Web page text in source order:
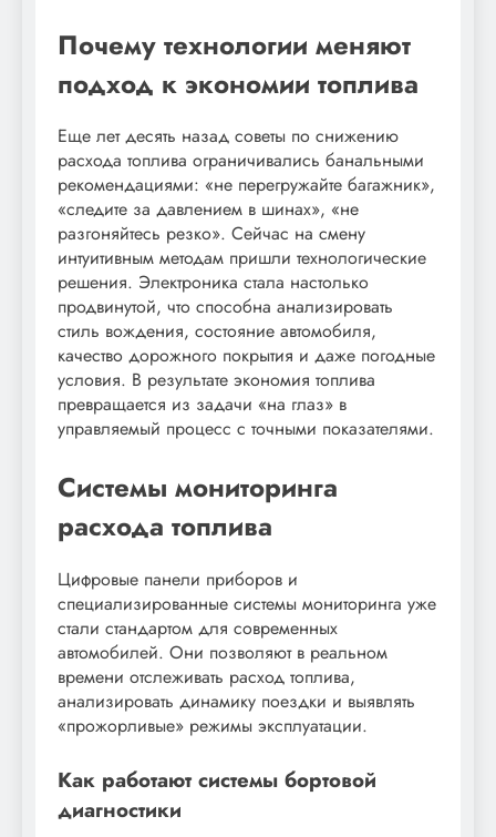
Почему технологии меняют
подход к экономии топлива
Еще лет десять назад советы по снижению
расхода топлива ограничивались банальными
рекомендациями: «не перегружайте багажник»,
«следите за давлением в шинах», «не
разгоняйтесь резко». Сейчас на смену
интуитивным методам пришли технологические
решения. Электроника стала настолько
продвинутой, что способна анализировать
стиль вождения, состояние автомобиля,
качество дорожного покрытия и даже погодные
условия. В результате экономия топлива
превращается из задачи «на глаз» в
управляемый процесс с точными показателями.
Системы мониторинга
расхода топлива
Цифровые панели приборов и
специализированные системы мониторинга уже
стали стандартом для современных
автомобилей. Они позволяют в реальном
времени отслеживать расход топлива,
анализировать динамику поездки и выявлять
«прожорливые» режимы эксплуатации.
Как работают системы бортовой
диагностики